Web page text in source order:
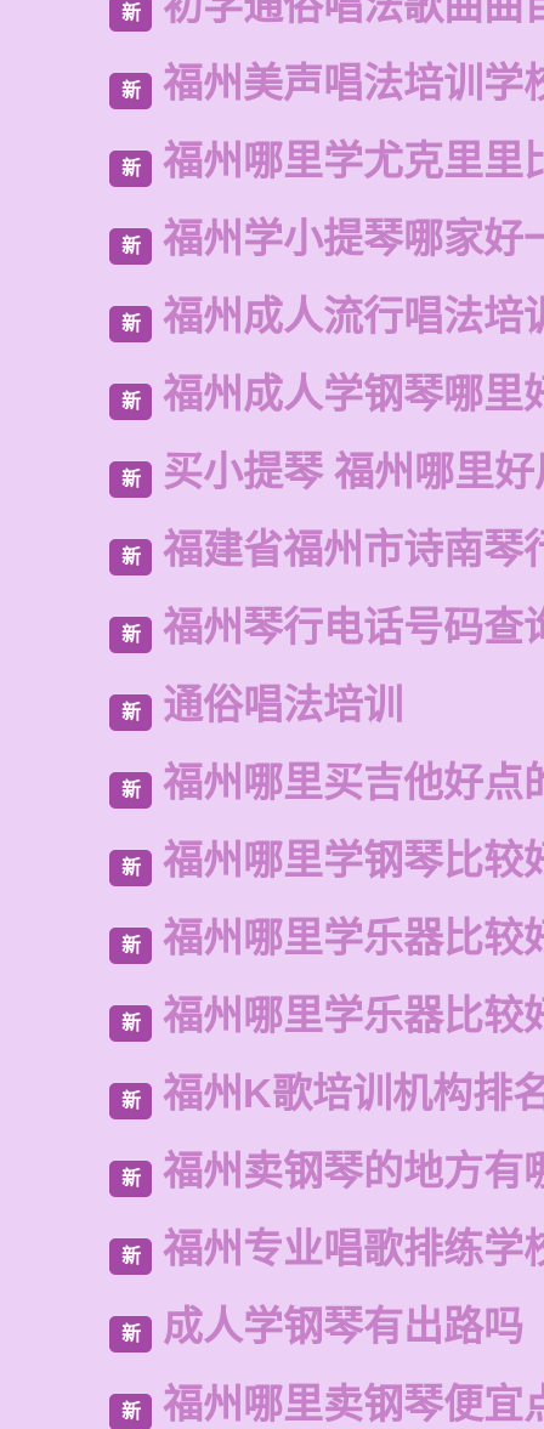
新
新 福州美声唱法培训学
新 福州哪里学尤克里里
新 福州学小提琴哪家好
新 福州成人流行唱法培
新 福州成人学钢琴哪里
新 买小提琴 福州哪里
新 福建省福州市诗南琴
新 福州琴行电话号码查
新 通俗唱法培训
新 福州哪里买吉他好点
新 福州哪里学钢琴比较
新 福州哪里学乐器比较
新 福州哪里学乐器比较
新 福州K歌培训机构排
新 福州卖钢琴的地方有
新 福州专业唱歌排练学
新 成人学钢琴有出路吗
新 福州哪里卖钢琴便宜